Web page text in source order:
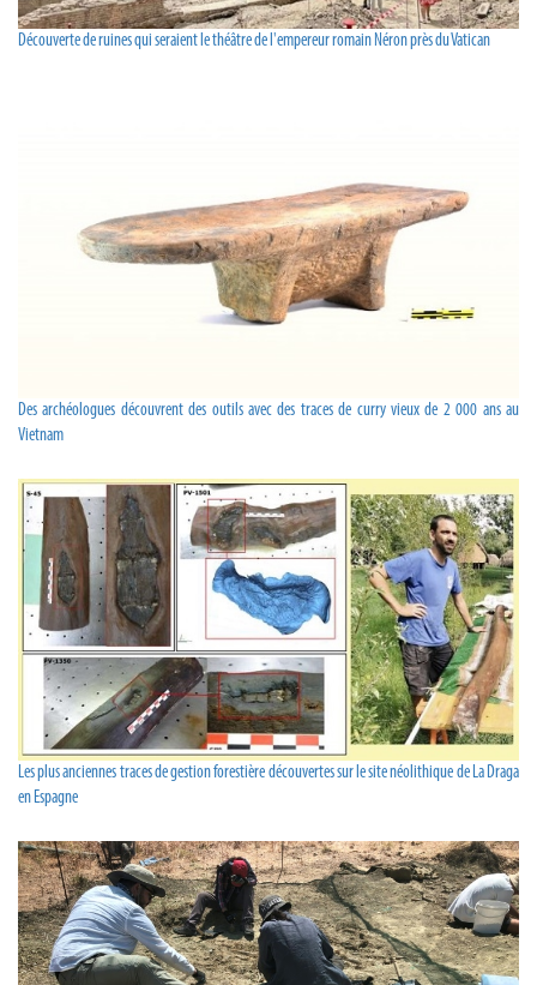
Découverte de ruines qui seraient le théâtre de l'empereur romain Néron près du Vatican
Des archéologues découvrent des outils avec des traces de curry vieux de 2 000 ans au
Vietnam
Les plus anciennes traces de gestion forestière découvertes sur le site néolithique de La Draga
en Espagne